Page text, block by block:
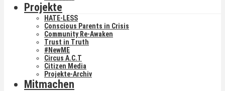
Projekte
HATE-LESS
Conscious Parents in Crisis
Community Re-Awaken
Trust in Truth
#NewME
Circus A.C.T
Citizen Media
Projekte-Archiv
Mitmachen